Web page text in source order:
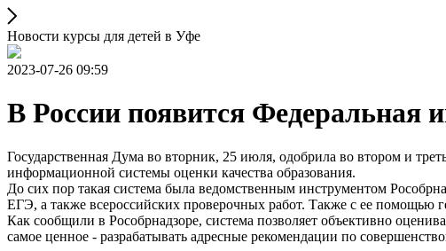
Новости курсы для детей в Уфе
2023-07-26 09:59
В России появится Федеральная
Государственная Дума во вторник, 25 июля, одобрила во втором и
информационной системы оценки качества образования.
До сих пор такая система была ведомственным инструментом
ЕГЭ, а также всероссийских проверочных работ. Также с ее помощью
Как сообщили в Рособрнадзоре, система позволяет объективно
самое ценное - разрабатывать адресные рекомендации по